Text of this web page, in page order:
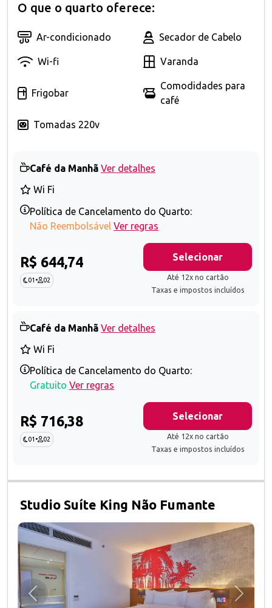
O que o quarto oferece:
Ar-condicionado Secador de Cabelo
Wi-fi Varanda
Frigobar
Comodidades para
café
Tomadas 220v
Café da Manhã Ver detalhes
Wi Fi
Política de Cancelamento do Quarto:
Não Reembolsável Ver regras
R$ 644,74
01 • 02
Selecionar
Até 12x no cartão
Taxas e impostos incluídos
Café da Manhã Ver detalhes
Wi Fi
Política de Cancelamento do Quarto:
Gratuito Ver regras
R$ 716,38
01 • 02
Selecionar
Até 12x no cartão
Taxas e impostos incluídos
Studio Suíte King Não Fumante
Anterior